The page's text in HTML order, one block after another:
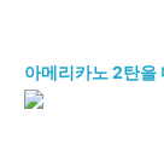
아메리카노 2탄을